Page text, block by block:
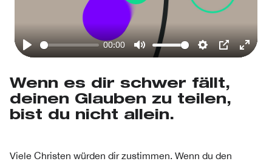
Play
00:00
Mute Settings
PIP Enter
Play
Wenn es dir schwer fällt,
deinen Glauben zu teilen,
bist du nicht allein.
Viele Christen würden dir zustimmen. Wenn du den